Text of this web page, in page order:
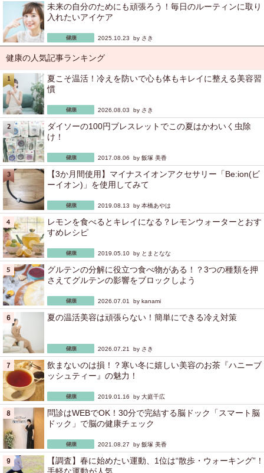
未来の自分のためにも頑張ろう！毎日のルーティンに取り
入れたいアイケア
2025.10.23 by さき
健康の人気記事ランキング
夏こそ温活！冷えを防いで心も体もキレイに整える美容習
慣
2026.08.03 by さき
ダイソーの100円ブレスレットでこの夏はかわいく虫除
け！
2017.08.06 by 飯塚 美香
【3か月間使用】マイナスイオンアクセサリー「Be:ion(ビ
ーイオン)」を使用してみて
2019.08.13 by 本橋あやは
レモンを食べるとキレイになる？レモンウォーターとおす
すめレシピ
2019.05.10 by とまとなな
グルテンの分解に役立つ食べ物がある！？3つの種類を押
さえてグルテンの影響をブロックしよう
2026.07.01 by kanami
夏の温活美容は頑張らない！簡単にできる冷え対策
2026.07.21 by さき
飲まないのは損！？寒い冬に嬉しい美容のお茶『ハニーブ
ッシュティー』の魅力！
2019.01.16 by 大庭千広
問診はWEBでOK！30分で完結する脳ドック「スマート脳
ドック」で脳の健康チェック
2021.08.27 by 飯塚 美香
【調査】春に始めたい運動、1位は“散歩・ウォーキング”！